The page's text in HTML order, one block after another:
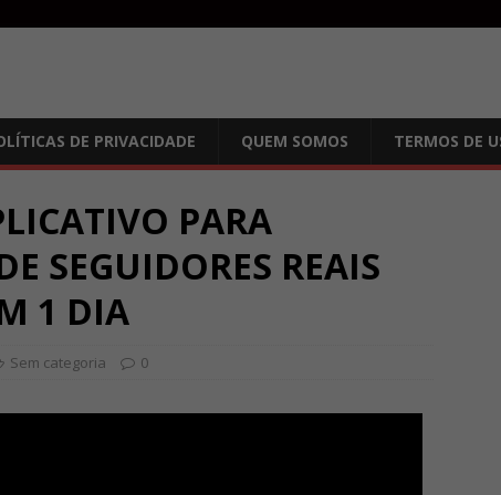
DE PRIVACIDADE QUEM SOMOS TERMOS DE
PARA
SEGUIDORES REAIS
1 DIA
Sem categoria 0